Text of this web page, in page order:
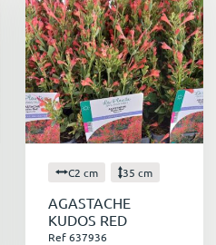
C2 cm 35 cm
AGASTACHE
KUDOS RED
Ref 637936